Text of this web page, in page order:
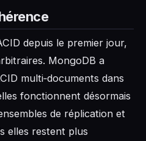
depuis le premier jour,
MongoDB a
multi‑documents dans
fonctionnent désormais
de réplication et
elles restent plus